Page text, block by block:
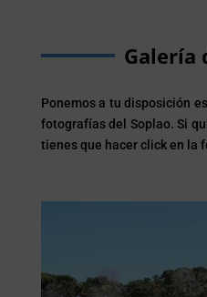
Galería
Ponemos a tu disposición
fotografías del Soplao. Si
tienes que hacer click en la